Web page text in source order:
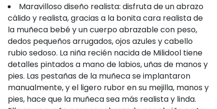
Maravilloso diseño realista: disfruta de un abrazo
cálido y realista, gracias a la bonita cara realista de
la muñeca bebé y un cuerpo abrazable con peso,
dedos pequeños arrugados, ojos azules y cabello
rubio sedoso. La niña recién nacida de Milidool tiene
detalles pintados a mano de labios, uñas de manos y
pies. Las pestañas de la muñeca se implantaron
manualmente, y el ligero rubor en su mejilla, manos y
pies, hace que la muñeca sea más realista y linda.